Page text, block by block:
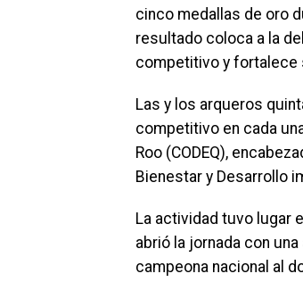
cinco medallas de oro
resultado coloca a la
competitivo y fortalece
Las y los arqueros
competitivo en cada
Roo (CODEQ),
Bienestar y Desarrollo
La actividad tuvo lugar
abrió la jornada con
campeona nacional al